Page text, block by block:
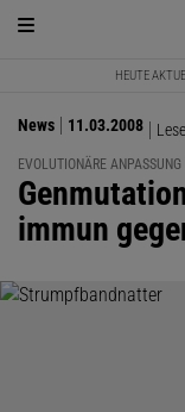
HEUTE
News 11.03.2008
EVOLUTIONÄRE ANPASSUNG
:
immun